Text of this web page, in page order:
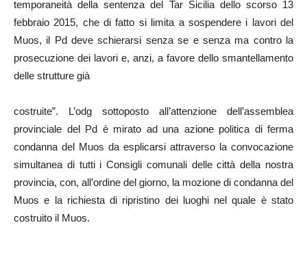
temporaneità della sentenza del Tar Sicilia dello scorso 13
febbraio 2015, che di fatto si limita a sospendere i lavori del
Muos, il Pd deve schierarsi senza se e senza ma contro la
prosecuzione dei lavori e, anzi, a favore dello smantellamento
delle strutture già
costruite”. L’odg sottoposto all’attenzione dell’assemblea
provinciale del Pd è mirato ad una azione politica di ferma
condanna del Muos da esplicarsi attraverso la convocazione
simultanea di tutti i Consigli comunali delle città della nostra
provincia, con, all’ordine del giorno, la mozione di condanna del
Muos e la richiesta di ripristino dei luoghi nel quale è stato
costruito il Muos.